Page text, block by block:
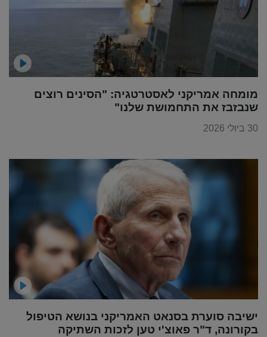
מומחה אמריקני לאסטרטגיה: "הסינים רוצים
שנבזבז את התחמושת שלנו"
30 ביולי 2026
ישיבה סוערת בסנאט האמריקני בנושא הטיפול
בקורונה, ד"ר פאוצ'י טען לזכות השתיקה